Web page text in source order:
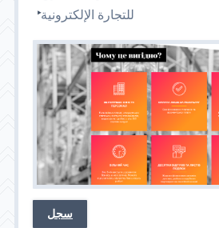
للتجارة الإلكترونية
سجل